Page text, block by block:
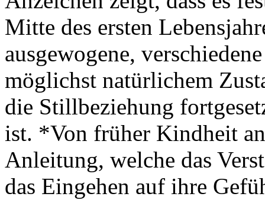
Mitte des ersten
ausgewogene,
möglichst natürlichem
die Stillbeziehung
ist. *Von früher Kindheit
Anleitung, welche das
das Eingehen auf ihre